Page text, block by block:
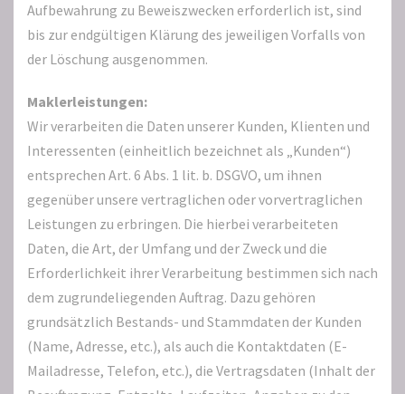
Aufbewahrung zu Beweiszwecken erforderlich ist, sind
bis zur endgültigen Klärung des jeweiligen Vorfalls von
der Löschung ausgenommen.
Maklerleistungen:
Wir verarbeiten die Daten unserer Kunden, Klienten und
Interessenten (einheitlich bezeichnet als „Kunden“)
entsprechen Art. 6 Abs. 1 lit. b. DSGVO, um ihnen
gegenüber unsere vertraglichen oder vorvertraglichen
Leistungen zu erbringen. Die hierbei verarbeiteten
Daten, die Art, der Umfang und der Zweck und die
Erforderlichkeit ihrer Verarbeitung bestimmen sich nach
dem zugrundeliegenden Auftrag. Dazu gehören
grundsätzlich Bestands- und Stammdaten der Kunden
(Name, Adresse, etc.), als auch die Kontaktdaten (E-
Mailadresse, Telefon, etc.), die Vertragsdaten (Inhalt der